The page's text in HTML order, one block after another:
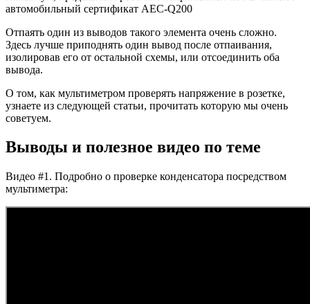
автомобильный сертификат AEC-Q200
Отпаять один из выводов такого элемента очень сложно.
Здесь лучше приподнять один вывод после отпаивания,
изолировав его от остальной схемы, или отсоединить оба
вывода.
О том, как мультиметром проверять напряжение в розетке,
узнаете из следующей статьи, прочитать которую мы очень
советуем.
Выводы и полезное видео по теме
Видео #1. Подробно о проверке конденсатора посредством
мультиметра: